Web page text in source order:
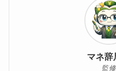
マネ辞
監修